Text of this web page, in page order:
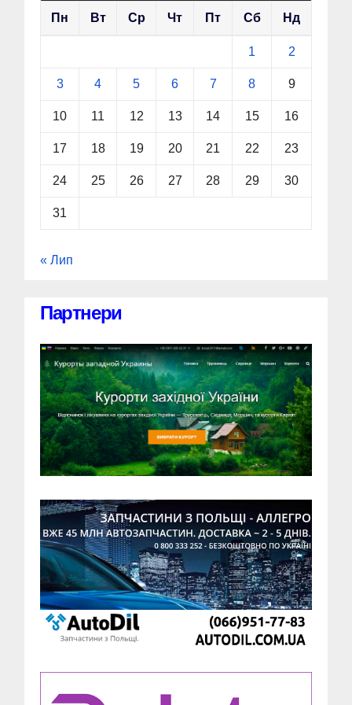
Пн Вт Ср Чт Пт Сб Нд
1 2
3 4 5 6 7 8 9
10 11 12 13 14 15 16
17 18 19 20 21 22 23
24 25 26 27 28 29 30
31
« Лип
Партнери